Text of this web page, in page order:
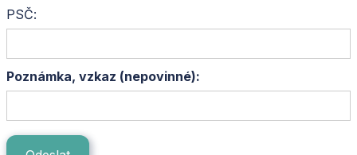
PSČ:
Poznámka, vzkaz (nepovinné):